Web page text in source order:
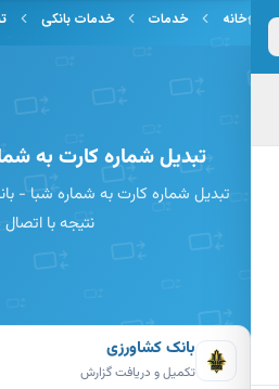
به محتوای اصلیخانه خدمات خدمات بانکی
تبدیل شماره کارت به
تبدیل شماره کارت به شماره شبا - بانک
نتیجه با اتصال
بانک کشاورزی
تکمیل و دریافت گزارش